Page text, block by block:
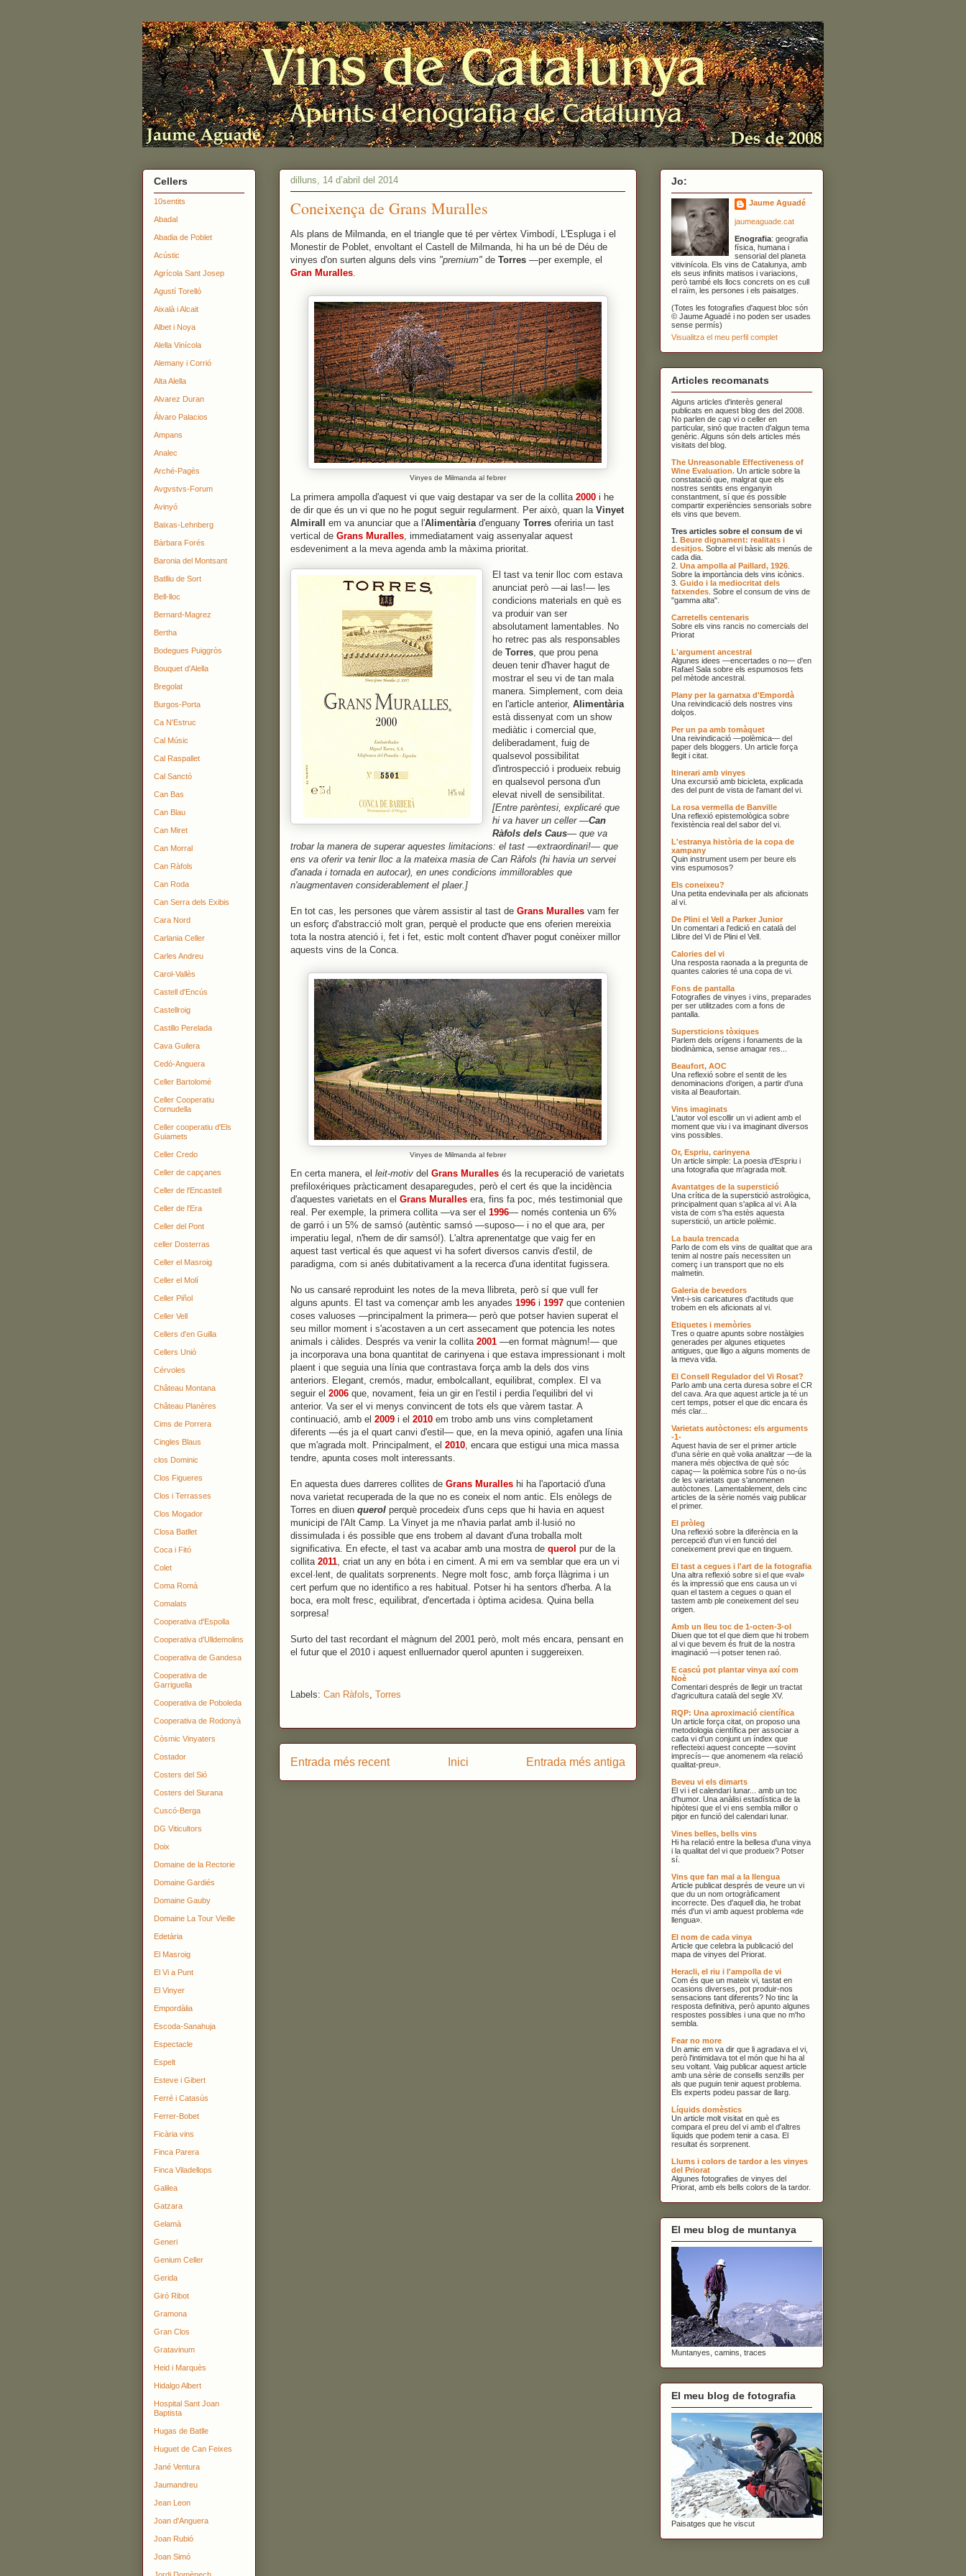
dilluns, 14 d’abril del 2014
Coneixença de Grans Muralles
Als plans de Milmanda, en el triangle que té per vèrtex Vimbodí, L'Espluga i el
Monestir de Poblet, envoltant el Castell de Milmanda, hi ha un bé de Déu de
vinyes d'on surten alguns dels vins "premium" de Torres —per exemple, el
Gran Muralles.
Vinyes de Milmanda al febrer
La primera ampolla d'aquest vi que vaig destapar va ser de la collita 2000 i he
de dir que és un vi que no he pogut seguir regularment. Per això, quan la Vinyet
Almirall em va anunciar que a l'Alimentària d'enguany Torres oferiria un tast
vertical de Grans Muralles , immediatament vaig assenyalar aquest
esdeveniment a la meva agenda amb la màxima prioritat.
El tast va tenir lloc com estava
anunciat però —ai las!— les
condicions materials en què es
va produir van ser
absolutament lamentables. No
ho retrec pas als responsables
de Torres , que prou pena
deuen tenir d'haver hagut de
mostrar el seu vi de tan mala
manera. Simplement, com deia
en l'article anterior, Alimentària
està dissenyat com un show
mediàtic i comercial que,
deliberadament, fuig de
qualsevol possibilitat
d'introspecció i produeix rebuig
en qualsevol persona d'un
elevat nivell de sensibilitat.
[Entre parèntesi, explicaré que
hi va haver un celler —Can
Ràfols dels Caus— que va
trobar la manera de superar aquestes limitacions: el tast —extraordinari!— que
ens va oferir va tenir lloc a la mateixa masia de Can Ràfols (hi havia un servei
d'anada i tornada en autocar), en unes condicions immillorables que
n'augmentaven considerablement el plaer.]
En tot cas, les persones que vàrem assistir al tast de Grans Muralles vam fer
un esforç d'abstracció molt gran, perquè el producte que ens oferien mereixia
tota la nostra atenció i, fet i fet, estic molt content d'haver pogut conèixer millor
aquests vins de la Conca.
Vinyes de Milmanda al febrer
En certa manera, el leit-motiv del Grans Muralles és la recuperació de varietats
prefiloxériques pràcticament desaparegudes, però el cert és que la incidència
d'aquestes varietats en el Grans Muralles era, fins fa poc, més testimonial que
real. Per exemple, la primera collita —va ser el 1996— només contenia un 6%
de garró i un 5% de samsó (autèntic samsó —suposo— i no el que ara, per
imperatiu legal, n'hem de dir samsó!). L'altra aprenentatge que vaig fer en
aquest tast vertical és que aquest vi ha sofert diversos canvis d'estil, de
paradigma, com si anés dubitativament a la recerca d'una identitat fugissera.
No us cansaré reproduint les notes de la meva llibreta, però sí que vull fer
alguns apunts. El tast va començar amb les anyades 1996 i 1997 que contenien
coses valuoses —principalment la primera— però que potser havien superat el
seu millor moment i s'acostaven a un cert assecament que potencia les notes
animals i càlides. Després va venir la collita 2001 —en format màgnum!— que
ja incorporava una bona quantitat de carinyena i que estava impressionant i molt
plaent i que seguia una línia que contrastava força amb la dels dos vins
anteriors. Elegant, cremós, madur, embolcallant, equilibrat, complex. El va
seguir el 2006 que, novament, feia un gir en l'estil i perdia l'equilibri del vi
anterior. Va ser el vi menys convincent de tots els que vàrem tastar. A
continuació, amb el 2009 i el 2010 em trobo amb uns vins completament
diferents —és ja el quart canvi d'estil— que, en la meva opinió, agafen una línia
que m'agrada molt. Principalment, el 2010, encara que estigui una mica massa
tendre, apunta coses molt interessants.
En aquesta dues darreres collites de Grans Muralles hi ha l'aportació d'una
nova varietat recuperada de la que no es coneix el nom antic. Els enòlegs de
Torres en diuen querol perquè procedeix d'uns ceps que hi havia en aquest
municipi de l'Alt Camp. La Vinyet ja me n'havia parlat amb il·lusió no
dissimulada i és possible que ens trobem al davant d'una troballa molt
significativa. En efecte, el tast va acabar amb una mostra de querol pur de la
collita 2011, criat un any en bóta i en ciment. A mi em va semblar que era un vi
excel·lent, de qualitats sorprenents. Negre molt fosc, amb força llàgrima i un
cert perfum que no identifico a res habitual. Potser hi ha sentors d'herba. A la
boca, era molt fresc, equilibrat, d'encertada i òptima acidesa. Quina bella
sorpresa!
Surto del tast recordant el màgnum del 2001 però, molt més encara, pensant en
el futur que el 2010 i aquest enlluernador querol apunten i suggereixen.
Labels: Can Ràfols Torres
Entrada més recent Entrada més antiga
Inici
Cellers
10sentits
Abadal
Abadia de Poblet
Acústic
Agrícola Sant Josep
Agustí Torelló
Aixalà i Alcait
Albet i Noya
Alella Vinícola
Alemany i Corrió
Alta Alella
Alvarez Duran
Álvaro Palacios
Ampans
Analec
Arché-Pagès
Avgvstvs-Forum
Avinyó
Baixas-Lehnberg
Bàrbara Forés
Baronia del Montsant
Batlliu de Sort
Bell-lloc
Bernard-Magrez
Bertha
Bodegues Puiggròs
Bouquet d'Alella
Bregolat
Burgos-Porta
Ca N'Estruc
Cal Músic
Cal Raspallet
Cal Sanctó
Can Bas
Can Blau
Can Miret
Can Morral
Can Ràfols
Can Roda
Can Serra dels Exibis
Cara Nord
Carlania Celler
Carles Andreu
Carol-Vallès
Castell d'Encús
Castellroig
Castillo Perelada
Cava Guilera
Cedó-Anguera
Celler Bartolomé
Celler Cooperatiu
Cornudella
Celler cooperatiu d'Els
Guiamets
Celler Credo
Celler de capçanes
Celler de l'Encastell
Celler de l'Era
Celler del Pont
celler Dosterras
Celler el Masroig
Celler el Molí
Celler Piñol
Celler Vell
Cellers d'en Guilla
Cellers Unió
Cérvoles
Château Montana
Château Planères
Cims de Porrera
Cingles Blaus
clos Dominic
Clos Figueres
Clos i Terrasses
Clos Mogador
Closa Batllet
Coca i Fitó
Colet
Coma Romà
Comalats
Cooperativa d'Espolla
Cooperativa d'Ulldemolins
Cooperativa de Gandesa
Cooperativa de
Garriguella
Cooperativa de Poboleda
Cooperativa de Rodonyà
Còsmic Vinyaters
Costador
Costers del Sió
Costers del Siurana
Cuscó-Berga
DG Viticultors
Doix
Domaine de la Rectorie
Domaine Gardiés
Domaine Gauby
Domaine La Tour Vieille
Edetària
El Masroig
El Vi a Punt
El Vinyer
Empordàlia
Escoda-Sanahuja
Espectacle
Espelt
Esteve i Gibert
Ferré i Catasús
Ferrer-Bobet
Ficària vins
Finca Parera
Finca Viladellops
Galilea
Gatzara
Gelamà
Generi
Genium Celler
Gerida
Giró Ribot
Gramona
Gran Clos
Gratavinum
Heid i Marquès
Hidalgo Albert
Hospital Sant Joan
Baptista
Hugas de Batlle
Huguet de Can Feixes
Jané Ventura
Jaumandreu
Jean Leon
Joan d'Anguera
Joan Rubió
Joan Simó
Jo:
Jaume Aguadé
jaumeaguade.cat
Enografia: geografia
física, humana i
sensorial del planeta
vitivinícola. Els vins de Catalunya, amb
els seus infinits matisos i variacions,
però també els llocs concrets on es cull
el raïm, les persones i els paisatges.
(Totes les fotografies d'aquest bloc són
© Jaume Aguadé i no poden ser usades
sense permís)
Visualitza el meu perfil complet
Articles recomanats
Alguns articles d'interès general
publicats en aquest blog des del 2008.
No parlen de cap vi o celler en
particular, sinó que tracten d'algun tema
genèric. Alguns són dels articles més
visitats del blog.
The Unreasonable Effectiveness of
Wine Evaluation. Un article sobre la
constatació que, malgrat que els
nostres sentits ens enganyin
constantment, sí que és possible
compartir experiències sensorials sobre
els vins que bevem.
Tres articles sobre el consum de vi
1. Beure dignament: realitats i
desitjos. Sobre el vi bàsic als menús de
cada dia.
2. Una ampolla al Paillard, 1926
Sobre la importància dels vins icònics.
3. Guido i la mediocritat dels
fatxendes . Sobre el consum de vins de
"gamma alta".
Carretells centenaris
Sobre els vins rancis no comercials del
Priorat
L'argument ancestral
Algunes idees —encertades o no— d'en
Rafael Sala sobre els espumosos fets
pel mètode ancestral.
Plany per la garnatxa d'Empordà
Una reivindicació dels nostres vins
dolços.
Per un pa amb tomàquet
Una reivindicació —polèmica— del
paper dels bloggers. Un article força
llegit i citat.
Itinerari amb vinyes
Una excursió amb bicicleta, explicada
des del punt de vista de l'amant del vi.
La rosa vermella de Banville
Una reflexió epistemològica sobre
l'existència real del sabor del vi.
L'estranya història de la copa de
xampany
Quin instrument usem per beure els
vins espumosos?
Els coneixeu?
Una petita endevinalla per als aficionats
al vi.
De Plini el Vell a Parker Junior
Un comentari a l'edició en català del
Llibre del Vi de Plini el Vell.
Calories del vi
Una resposta raonada a la pregunta de
quantes calories té una copa de vi.
Fons de pantalla
Fotografies de vinyes i vins, preparades
per ser utilitzades com a fons de
pantalla.
Supersticions tòxiques
Parlem dels orígens i fonaments de la
biodinàmica, sense amagar res...
Beaufort, AOC
Una reflexió sobre el sentit de les
denominacions d'origen, a partir d'una
visita al Beaufortain.
Vins imaginats
L'autor vol escollir un vi adient amb el
moment que viu i va imaginant diversos
vins possibles.
Or, Espriu, carinyena
Un article simple: La poesia d'Espriu i
una fotografia que m'agrada molt.
Avantatges de la superstició
Una crítica de la superstició astrològica,
principalment quan s'aplica al vi. A la
vista de com s'ha estès aquesta
superstició, un article polèmic.
La baula trencada
Parlo de com els vins de qualitat que ara
tenim al nostre país necessiten un
comerç i un transport que no els
malmetin.
Galeria de bevedors
Vint-i-sis caricatures d'actituds que
trobem en els aficionats al vi.
Etiquetes i memòries
Tres o quatre apunts sobre nostàlgies
generades per algunes etiquetes
antigues, que lligo a alguns moments de
la meva vida.
El Consell Regulador del Vi Rosat?
Parlo amb una certa duresa sobre el CR
del cava. Ara que aquest article ja té un
cert temps, potser el que dic encara és
més clar...
Varietats autòctones: els arguments
-1-
Aquest havia de ser el primer article
d'una sèrie en què volia analitzar —de la
manera més objectiva de què sóc
capaç— la polèmica sobre l'ús o no-ús
de les varietats que s'anomenen
autòctones. Lamentablement, dels cinc
articles de la sèrie només vaig publicar
el primer.
El pròleg
Una reflexió sobre la diferència en la
percepció d'un vi en funció del
coneixement previ que en tinguem.
El tast a cegues i l'art de la fotografia
Una altra reflexió sobre si el que «val»
és la impressió que ens causa un vi
quan el tastem a cegues o quan el
tastem amb ple coneixement del seu
origen.
Amb un lleu toc de 1-octen-3-ol
Diuen que tot el que diem que hi trobem
al vi que bevem és fruit de la nostra
imaginació —i potser tenen raó.
E cascú pot plantar vinya axí com
Noè
Comentari després de llegir un tractat
d'agricultura català del segle XV.
RQP: Una aproximació científica
Un article força citat, on proposo una
metodologia científica per associar a
cada vi d'un conjunt un índex que
reflecteixi aquest concepte —sovint
imprecís— que anomenem «la relació
qualitat-preu».
Beveu vi els dimarts
El vi i el calendari lunar... amb un toc
d'humor. Una anàlisi estadística de la
hipòtesi que el vi ens sembla millor o
pitjor en funció del calendari lunar.
Vines belles, bells vins
Hi ha relació entre la bellesa d'una vinya
i la qualitat del vi que produeix? Potser
sí.
Vins que fan mal a la llengua
Article publicat després de veure un vi
que du un nom ortogràficament
incorrecte. Des d'aquell dia, he trobat
més d'un vi amb aquest problema «de
llengua».
El nom de cada vinya
Article que celebra la publicació del
mapa de vinyes del Priorat.
Heracli, el riu i l'ampolla de vi
Com és que un mateix vi, tastat en
ocasions diverses, pot produir-nos
sensacions tant diferents? No tinc la
resposta definitiva, però apunto algunes
respostes possibles i una que no m'ho
sembla.
Fear no more
Un amic em va dir que li agradava el vi,
però l'intimidava tot el món que hi ha al
seu voltant. Vaig publicar aquest article
amb una sèrie de consells senzills per
als que puguin tenir aquest problema.
Els experts podeu passar de llarg.
Líquids domèstics
Un article molt visitat en què es
compara el preu del vi amb el d'altres
líquids que podem tenir a casa. El
resultat és sorprenent.
Llums i colors de tardor a les vinyes
del Priorat
Algunes fotografies de vinyes del
Priorat, amb els bells colors de la tardor.
El meu blog de muntanya
Muntanyes, camins, traces
El meu blog de fotografia
Paisatges que he viscut